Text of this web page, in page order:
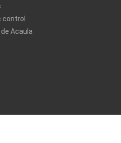
control
Acaula